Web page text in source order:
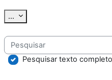
... Exportar termos
Pesquisar
Pesquisar texto completo